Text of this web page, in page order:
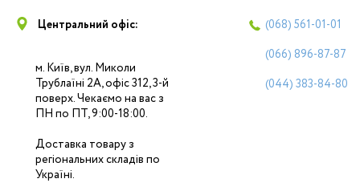
Центральний офіс:
м. Київ, вул. Миколи
Трублаїні 2А, офіс 312, 3-й
поверх. Чекаємо на вас з
ПН по ПТ, 9:00-18:00.
Доставка товару з
регіональних складів по
Україні.
(068) 561-01-01
(066) 896-87-87
(044) 383-84-80